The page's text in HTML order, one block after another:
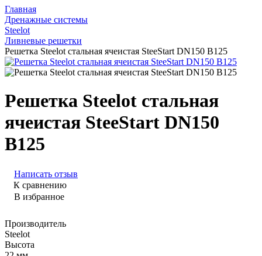
Главная
Дренажные системы
Steelot
Ливневые решетки
Решетка Steelot стальная ячеистая SteeStart DN150 B125
Решетка Steelot стальная
ячеистая SteeStart DN150
B125
Написать отзыв
К сравнению
В избранное
Производитель
Steelot
Высота